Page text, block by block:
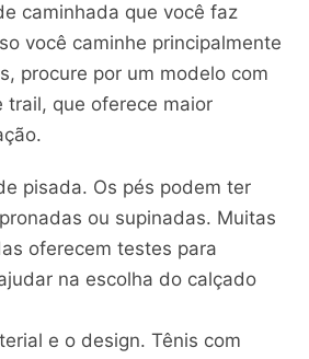
caminhada que você faz
você caminhe principalmente
procure por um modelo com
trail, que oferece maior
pisada. Os pés podem ter
ou supinadas. Muitas
oferecem testes para
na escolha do calçado
e o design. Tênis com